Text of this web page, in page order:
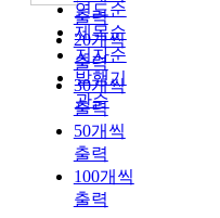
연도순
제목순
저자순
발행기
관순
출력
20개씩
출력
30개씩
출력
50개씩
출력
100개씩
출력